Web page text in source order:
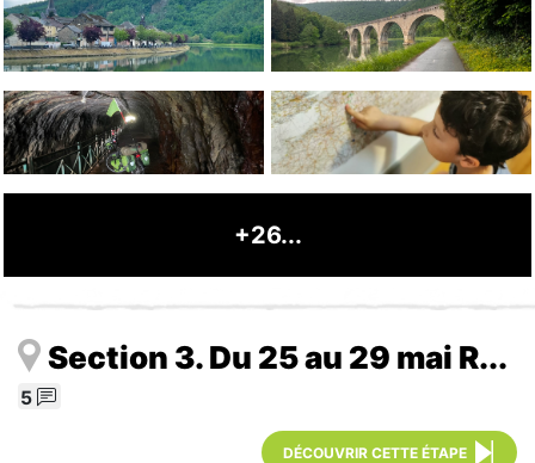
+26...
Section 3. Du 25 au 29 mai R...
5
DÉCOUVRIR CETTE ÉTAPE